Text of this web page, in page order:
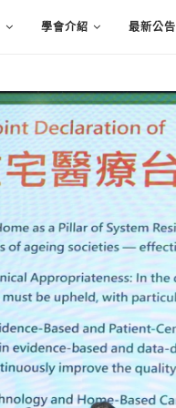
學會介紹 最新公告